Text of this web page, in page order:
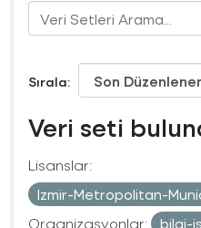
Sırala
Veri seti
Lisanslar:
Izmir-Metropolitan-
Organizasyonlar:
bilgi-